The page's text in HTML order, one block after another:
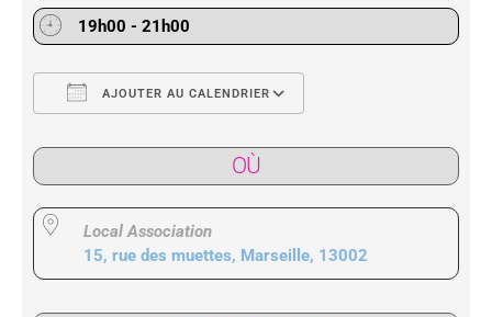
19h00 - 21h00
AJOUTER AU CALENDRIER
OÙ
Local Association
15, rue des muettes, Marseille, 13002